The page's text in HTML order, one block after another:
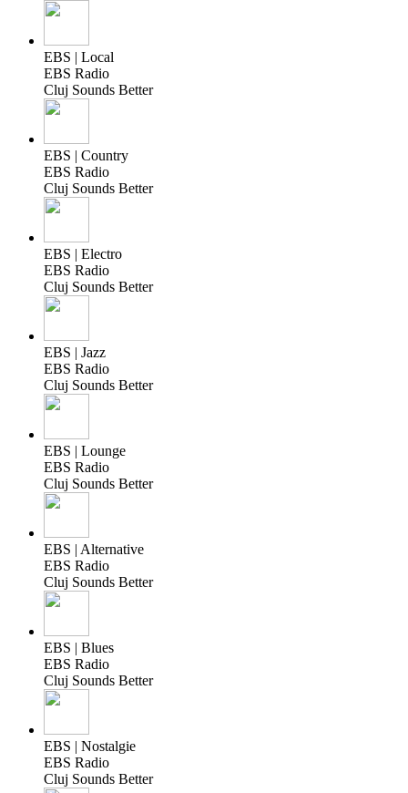
EBS | Local
EBS Radio
Cluj Sounds Better
EBS | Country
EBS Radio
Cluj Sounds Better
EBS | Electro
EBS Radio
Cluj Sounds Better
EBS | Jazz
EBS Radio
Cluj Sounds Better
EBS | Lounge
EBS Radio
Cluj Sounds Better
EBS | Alternative
EBS Radio
Cluj Sounds Better
EBS | Blues
EBS Radio
Cluj Sounds Better
EBS | Nostalgie
EBS Radio
Cluj Sounds Better